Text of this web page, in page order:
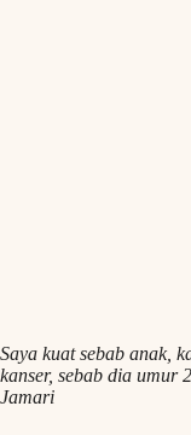
Saya kuat sebab anak,
kanser, sebab dia umur
Jamari